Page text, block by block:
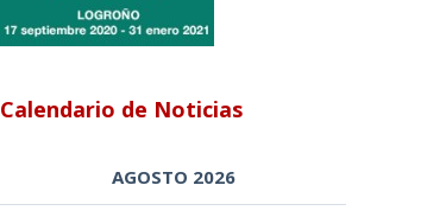
Calendario de Noticias
AGOSTO 2026